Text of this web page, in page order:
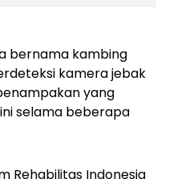
bernama kambing
kamera jebak
yang
selama beberapa
Rehabilitas Indonesia